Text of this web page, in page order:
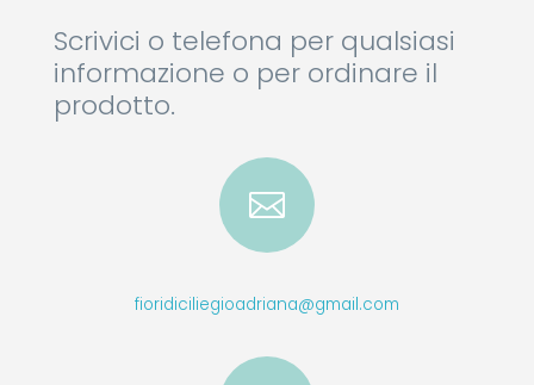
Scrivici o telefona per qualsiasi
informazione o per ordinare il
prodotto.

fioridiciliegioadriana@gmail.com